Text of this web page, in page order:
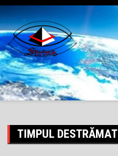
Skip
to
content
TIMPUL DESTRĂMAT